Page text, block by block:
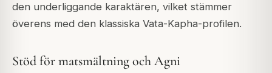
den underliggande karaktären, vilket stämmer
överens med den klassiska Vata-Kapha-profilen.
Stöd för matsmältning och Agni